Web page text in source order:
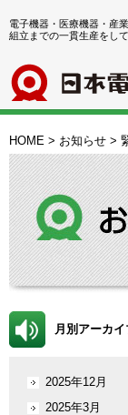
電子機器・医療機器・産
組立までの一貫生産をして
HOME > お知らせ >
月別アーカイ
2025年12月
2025年3月